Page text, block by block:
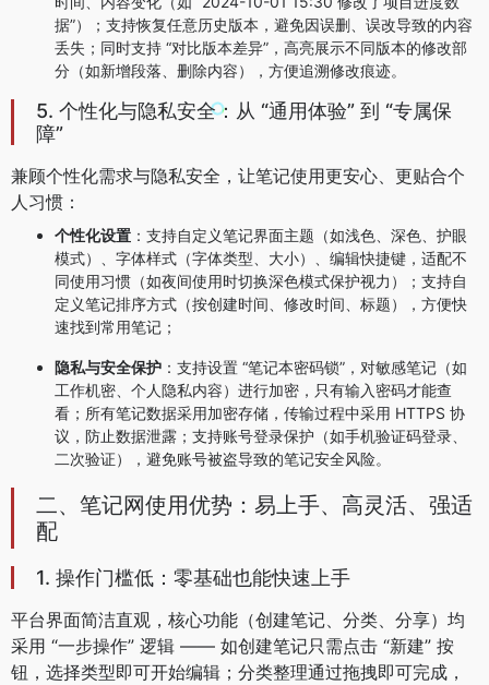
据”）；支持恢复任意历史版本，避免因误删、误改导致的内容
丢失；同时支持 “对比版本差异”，高亮展示不同版本的修改部
分（如新增段落、删除内容），方便追溯修改痕迹。
5. 个性化与隐私安全：从 “通用体验” 到 “专属保
障”
兼顾个性化需求与隐私安全，让笔记使用更安心、更贴合个
人习惯：
个性化设置 ：支持自定义笔记界面主题（如浅色、深色、护眼
模式）、字体样式（字体类型、大小）、编辑快捷键，适配不
同使用习惯（如夜间使用时切换深色模式保护视力）；支持自
定义笔记排序方式（按创建时间、修改时间、标题），方便快
速找到常用笔记；
隐私与安全保护 ：支持设置 “笔记本密码锁”，对敏感笔记（如
工作机密、个人隐私内容）进行加密，只有输入密码才能查
看；所有笔记数据采用加密存储，传输过程中采用 HTTPS 协
议，防止数据泄露；支持账号登录保护（如手机验证码登录、
二次验证），避免账号被盗导致的笔记安全风险。
二、笔记网使用优势：易上手、高灵活、强适
配
1. 操作门槛低：零基础也能快速上手
平台界面简洁直观，核心功能（创建笔记、分类、分享）均
采用 “一步操作” 逻辑 —— 如创建笔记只需点击 “新建” 按
钮，选择类型即可开始编辑；分类整理通过拖拽即可完成，